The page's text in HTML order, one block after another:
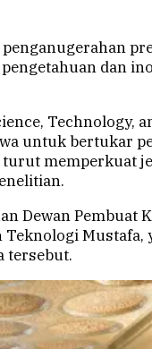
dan
Technology,
untuk bertukar
memperkuat
Dewan Pembuat
Teknologi Mustafa,
tersebut.